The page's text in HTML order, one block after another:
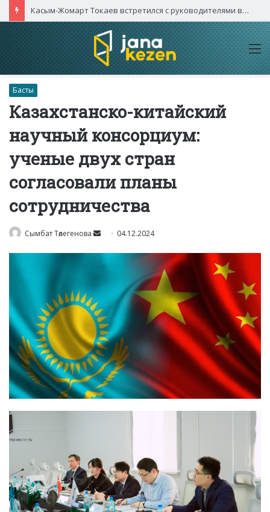
Касым-Жомарт Токаев встретился с руководителями высокотехнологичных компаний Китая
Басты
Казахстанско-китайский
научный консорциум:
ученые двух стран
согласовали планы
сотрудничества
Сымбат Төлегенова
Send
email
04.12.2024